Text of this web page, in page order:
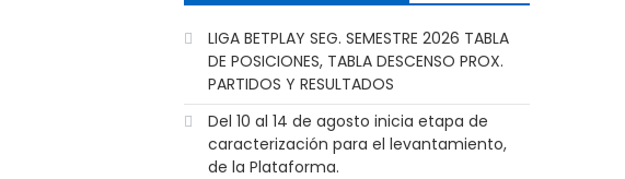
LIGA BETPLAY SEG. SEMESTRE 2026 TABLA
DE POSICIONES, TABLA DESCENSO PROX.
PARTIDOS Y RESULTADOS
Del 10 al 14 de agosto inicia etapa de
caracterización para el levantamiento,
de la Plataforma.